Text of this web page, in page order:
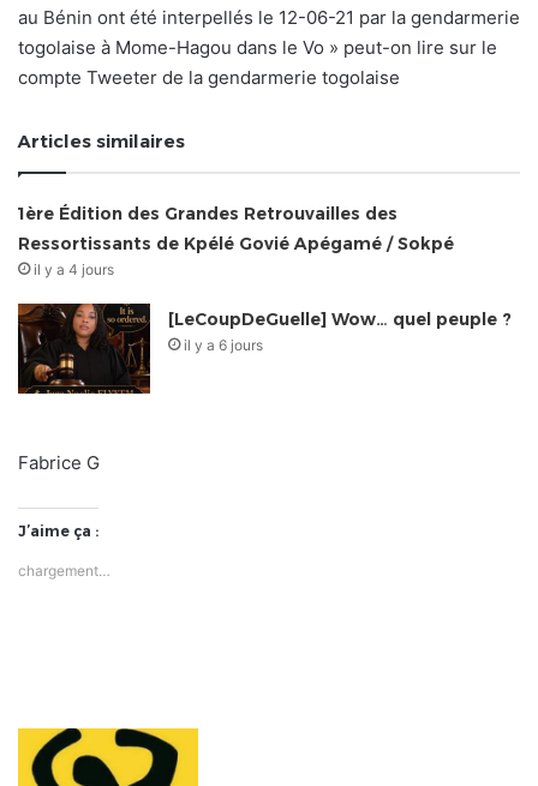
au Bénin ont été interpellés le 12-06-21 par la gendarmerie
togolaise à Mome-Hagou dans le Vo » peut-on lire sur le
compte Tweeter de la gendarmerie togolaise
Articles similaires
1ère Édition des Grandes Retrouvailles des
Ressortissants de Kpélé Govié Apégamé / Sokpé
il y a 4 jours
[LeCoupDeGuelle] Wow… quel peuple ?
il y a 6 jours
Fabrice G
J’aime ça :
chargement…